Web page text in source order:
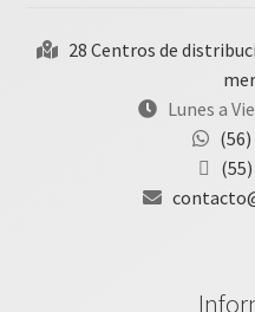
28 Centros de
Lunes a